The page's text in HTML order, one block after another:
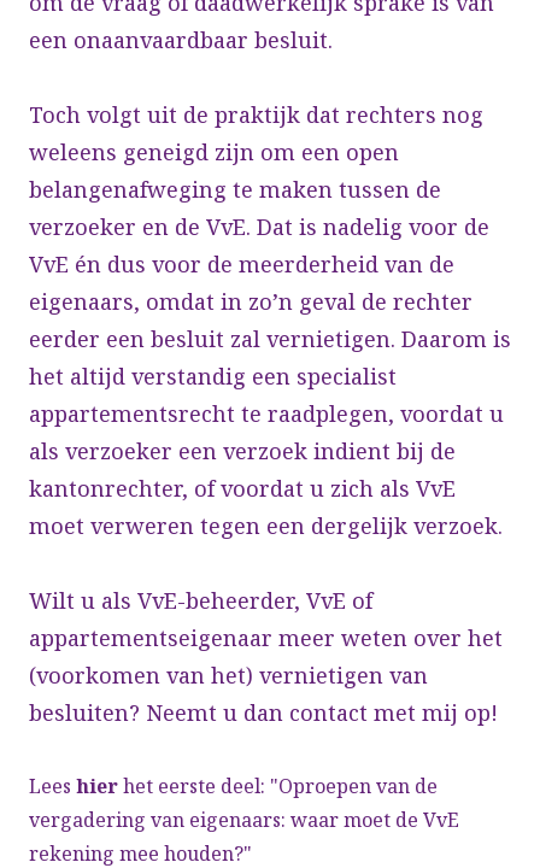
een onaanvaardbaar besluit.
Toch volgt uit de praktijk dat rechters nog
weleens geneigd zijn om een open
belangenafweging te maken tussen de
verzoeker en de VvE. Dat is nadelig voor de
VvE én dus voor de meerderheid van de
eigenaars, omdat in zo’n geval de rechter
eerder een besluit zal vernietigen. Daarom is
het altijd verstandig een specialist
appartementsrecht te raadplegen, voordat u
als verzoeker een verzoek indient bij de
kantonrechter, of voordat u zich als VvE
moet verweren tegen een dergelijk verzoek.
Wilt u als VvE-beheerder, VvE of
appartementseigenaar meer weten over het
(voorkomen van het) vernietigen van
besluiten? Neemt u dan contact met mij op!
Lees hierhet eerste deel: "Oproepen van de
vergadering van eigenaars: waar moet de VvE
rekening mee houden?"